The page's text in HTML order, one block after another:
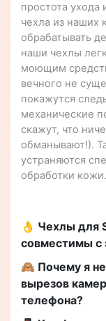
простота ухода
чехла из наших
обрабатывать
наши чехлы
моющим
вечного не
покажутся
механические
скажут, что
обманывают!).
устраняются
обработки кожи.
👌 Чехлы для
совместимы с
🙈 Почему я
вырезов
телефона?